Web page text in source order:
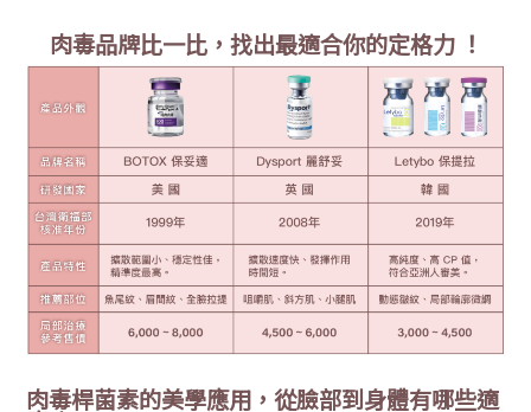
肉毒品牌比一比，找出最適合你的定格力 ！
肉毒桿菌素的美學應用，從臉部到身體有哪些適